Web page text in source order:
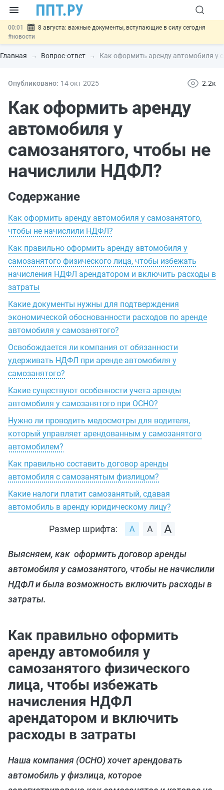
00:01
8 августа: важные документы, вступающие в силу сегодня
#новости
07.08 Подписан закон о блокировке продажи опасных товаров через
«Честный знак»#новости
07.08 Госпошлину за устранение ошибок в документах предлагают
07.08
отношений
#новости
Главная Вопрос-ответ Как оформить аренду автомобиля у
Опубликовано: 14 окт2025 2.2к
Как оформить аренду
автомобиля у
самозанятого, чтобы не
начислили НДФЛ?
Содержание
Как оформить аренду автомобиля у самозанятого,
чтобы не начислили НДФЛ?
Как правильно оформить аренду автомобиля у
самозанятого физического лица, чтобы избежать
начисления НДФЛ арендатором и включить расходы в
затраты
Какие документы нужны для подтверждения
экономической обоснованности расходов по аренде
автомобиля у самозанятого?
Освобождается ли компания от обязанности
удерживать НДФЛ при аренде автомобиля у
самозанятого?
Какие существуют особенности учета аренды
автомобиля у самозанятого при ОСНО?
Нужно ли проводить медосмотры для водителя,
который управляет арендованным у самозанятого
автомобилем?
Как правильно составить договор аренды
автомобиля с самозанятым физлицом?
Какие налоги платит самозанятый, сдавая
автомобиль в аренду юридическому лицу?
Размер шрифта:
Выясняем, как оформить договор аренды
автомобиля у самозанятого, чтобы не начислили
НДФЛ и была возможность включить расходы в
затраты.
Как правильно оформить
аренду автомобиля у
самозанятого физического
лица, чтобы избежать
начисления НДФЛ
арендатором и включить
расходы в затраты
Наша компания (ОСНО) хочет арендовать
автомобиль у физлица, которое